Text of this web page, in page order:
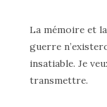
La mémoire et
guerre
insatiable. Je
transmettre.